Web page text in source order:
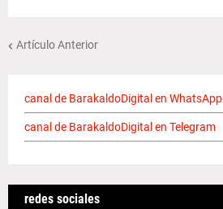
Artículo Anterior
canal de BarakaldoDigital en WhatsApp
canal de BarakaldoDigital en Telegram
redes sociales